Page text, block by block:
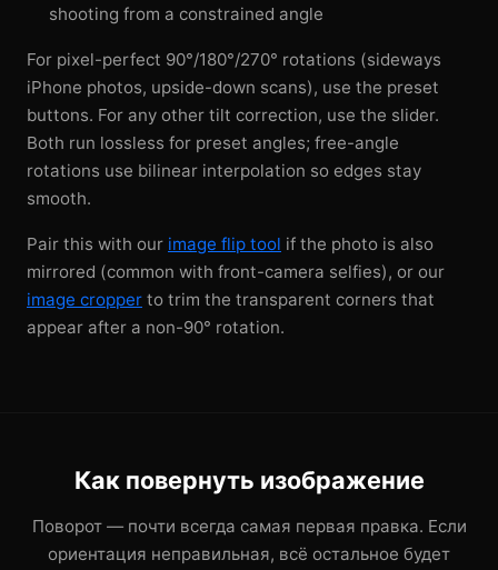
shooting from a constrained angle
For pixel-perfect 90°/180°/270° rotations (sideways
iPhone photos, upside-down scans), use the preset
buttons. For any other tilt correction, use the slider.
Both run lossless for preset angles; free-angle
rotations use bilinear interpolation so edges stay
smooth.
Pair this with our image flip tool if the photo is also
mirrored (common with front-camera selfies), or our
image cropper to trim the transparent corners that
appear after a non-90° rotation.
Как повернуть изображение
Поворот — почти всегда самая первая правка. Если
ориентация неправильная, всё остальное будет